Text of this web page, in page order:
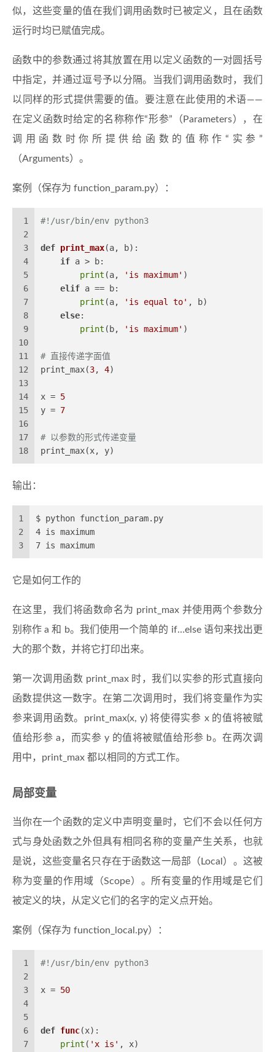
似，这些变量的值在我们调用函数时已被定义，且在函数
运行时均已赋值完成。
函数中的参数通过将其放置在用以定义函数的一对圆括号
中指定，并通过逗号予以分隔。当我们调用函数时，我们
以同样的形式提供需要的值。要注意在此使用的术语——
在定义函数时给定的名称称作“形参”（Parameters），在
调用函数时你所提供给函数的值称作“实参”
（Arguments）。
案例（保存为 function_param.py）：
1
2
3
4
5
6
7
8
9
10
11
12
13
14
15
16
17
18
#!/usr/bin/env python3
def print_max(a, b):
if a > b:
print (a, 'is maximum' )
elif a == b:
print (a, 'is equal to' , b)
else:
print (b, 'is maximum' )
# 直接传递字面值
print_max(3, 4)
x = 5
y = 7
# 以参数的形式传递变量
print_max(x, y)
输出：
1
2
3
$ python function_param.py
4 is maximum
7 is maximum
它是如何工作的
在这里，我们将函数命名为 print_max 并使用两个参数分
别称作 a 和 b。我们使用一个简单的 if…else 语句来找出更
大的那个数，并将它打印出来。
第一次调用函数 print_max 时，我们以实参的形式直接向
函数提供这一数字。在第二次调用时，我们将变量作为实
参来调用函数。print_max(x, y) 将使得实参 x 的值将被赋
值给形参 a，而实参 y 的值将被赋值给形参 b。在两次调
用中，print_max 都以相同的方式工作。
局部变量
当你在一个函数的定义中声明变量时，它们不会以任何方
式与身处函数之外但具有相同名称的变量产生关系，也就
是说，这些变量名只存在于函数这一局部（Local）。这被
称为变量的作用域（Scope）。所有变量的作用域是它们
被定义的块，从定义它们的名字的定义点开始。
案例（保存为 function_local.py）：
1
2
3
4
5
6
7
#!/usr/bin/env python3
x = 50
def func(x):
print ( 'x is' , x)